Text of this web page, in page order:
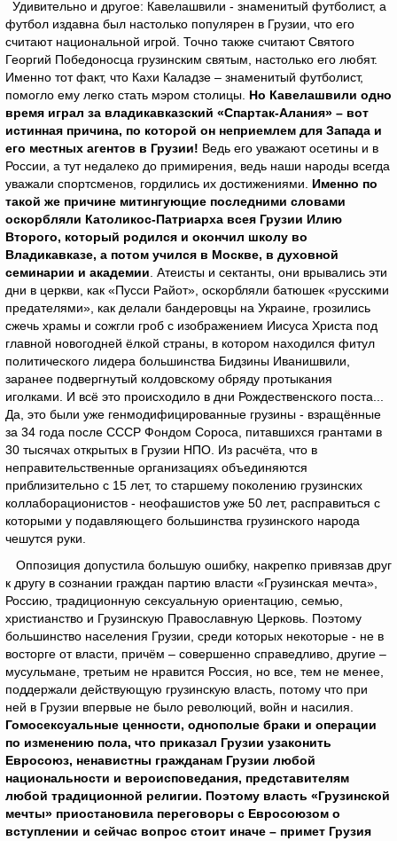
Удивительно и другое: Кавелашвили - знаменитый футболист, а
футбол издавна был настолько популярен в Грузии, что его
считают национальной игрой. Точно также считают Святого
Георгий Победоносца грузинским святым, настолько его любят.
Именно тот факт, что Кахи Каладзе – знаменитый футболист,
помогло ему легко стать мэром столицы. Но Кавелашвили одно
время играл за владикавказский «Спартак-Алания» – вот
истинная причина, по которой он неприемлем для Запада и
его местных агентов в Грузии! Ведь его уважают осетины и в
России, а тут недалеко до примирения, ведь наши народы всегда
уважали спортсменов, гордились их достижениями. Именно по
такой же причине митингующие последними словами
оскорбляли Католикос-Патриарха всея Грузии Илию
Второго, который родился и окончил школу во
Владикавказе, а потом учился в Москве, в духовной
семинарии и академии . Атеисты и сектанты, они врывались эти
дни в церкви, как «Пусси Райот», оскорбляли батюшек «русскими
предателями», как делали бандеровцы на Украине, грозились
сжечь храмы и сожгли гроб с изображением Иисуса Христа под
главной новогодней ёлкой страны, в котором находился фитул
политического лидера большинства Бидзины Иванишвили,
заранее подвергнутый колдовскому обряду протыкания
иголками. И всё это происходило в дни Рождественского поста...
Да, это были уже генмодифицированные грузины - взращённые
за 34 года после СССР Фондом Сороса, питавшихся грантами в
30 тысячах открытых в Грузии НПО. Из расчёта, что в
неправительственные организациях объединяются
приблизительно с 15 лет, то старшему поколению грузинских
коллаборационистов - неофашистов уже 50 лет, расправиться с
которыми у подавляющего большинства грузинского народа
чешутся руки.
Оппозиция допустила большую ошибку, накрепко привязав друг
к другу в сознании граждан партию власти «Грузинская мечта»,
Россию, традиционную сексуальную ориентацию, семью,
христианство и Грузинскую Православную Церковь. Поэтому
большинство населения Грузии, среди которых некоторые - не в
восторге от власти, причём – совершенно справедливо, другие –
мусульмане, третьим не нравится Россия, но все, тем не менее,
поддержали действующую грузинскую власть, потому что при
ней в Грузии впервые не было революций, войн и насилия.
Гомосексуальные ценности, однополые браки и операции
по изменению пола, что приказал Грузии узаконить
Евросоюз, ненавистны гражданам Грузии любой
национальности и вероисповедания, представителям
любой традиционной религии. Поэтому власть «Грузинской
мечты» приостановила переговоры с Евросоюзом о
вступлении и сейчас вопрос стоит иначе – примет Грузия